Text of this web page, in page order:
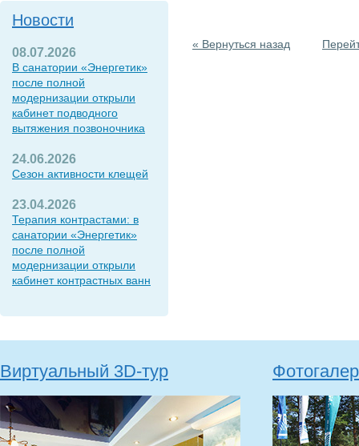
Новости
08.07.2026
В санатории «Энергетик»
после полной
модернизации открыли
кабинет подводного
вытяжения позвоночника
24.06.2026
Сезон активности клещей
23.04.2026
Терапия контрастами: в
санатории «Энергетик»
после полной
модернизации открыли
кабинет контрастных ванн
« Вернуться назад
Виртуальный 3D-тур